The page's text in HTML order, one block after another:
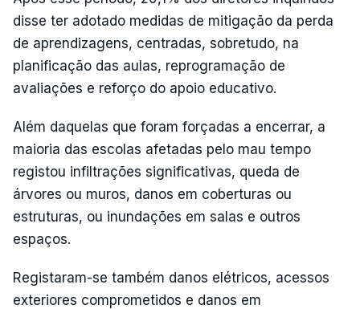
disse ter adotado medidas de mitigação da perda
de aprendizagens, centradas, sobretudo, na
planificação das aulas, reprogramação de
avaliações e reforço do apoio educativo.
Além daquelas que foram forçadas a encerrar, a
maioria das escolas afetadas pelo mau tempo
registou infiltrações significativas, queda de
árvores ou muros, danos em coberturas ou
estruturas, ou inundações em salas e outros
espaços.
Registaram-se também danos elétricos, acessos
exteriores comprometidos e danos em